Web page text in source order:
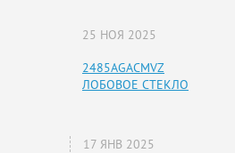
25 НОЯ 2025
2485AGACMVZ
ЛОБОВОЕ СТЕКЛО
17 ЯНВ 2025